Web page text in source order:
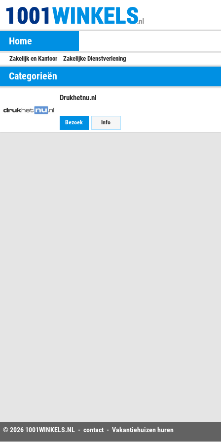
Home
Zakelijk en Kantoor Zakelijke Dienstverlening
Categorieën
Drukhetnu.nl
Bezoek Info
© 2026 1001WINKELS.NL - contact - Vakantiehuizen huren